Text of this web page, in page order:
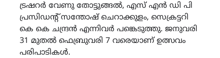
ട്രഷറര്‍ വേണു തോട്ടുങ്ങൽ, എസ് എൻ ഡി പി
പ്രസിഡന്റ്‌ സന്തോഷ്‌ ചെറാക്കുളം, സെക്രട്ടറി
കെ കെ ചന്ദ്രൻ എന്നിവർ പങ്കെടുത്തു. ജനുവരി
31 മുതൽ ഫെബ്രുവരി 7 വരെയാണ് ഉത്സവം
പരിപാടികൾ.